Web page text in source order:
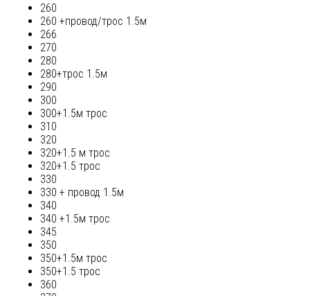
260
260 +провод/трос 1.5м
266
270
280
280+трос 1.5м
290
300
300+1.5м трос
310
320
320+1.5 м трос
320+1.5 трос
330
330 + провод 1.5м
340
340 +1.5м трос
345
350
350+1.5м трос
350+1.5 трос
360